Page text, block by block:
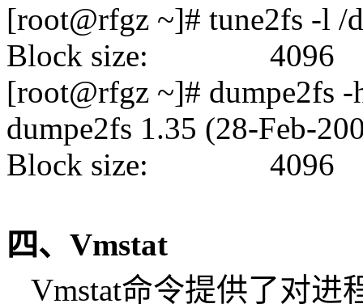
[root@rfgz ~]# tune2fs -l /
Block size: 4096
[root@rfgz ~]# dumpe2fs
dumpe2fs 1.35 (28-Feb-
Block size: 4096
四、Vmstat
Vmstat命令提供了对进